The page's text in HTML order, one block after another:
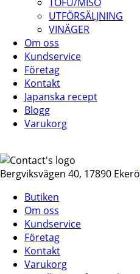
UTFÖRSÄLJNING
VINÄGER
Om oss
Kundservice
Företag
Kontakt
Japanska recept
Blogg
Varukorg
Bergviksvägen 40, 17890 Ekerö
Butiken
Om oss
Kundservice
Företag
Kontakt
Varukorg